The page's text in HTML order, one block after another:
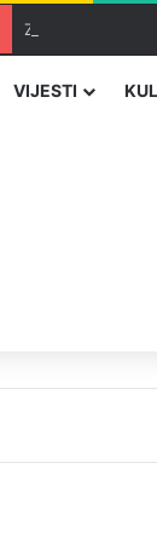
Zvizdić,
VIJESTI